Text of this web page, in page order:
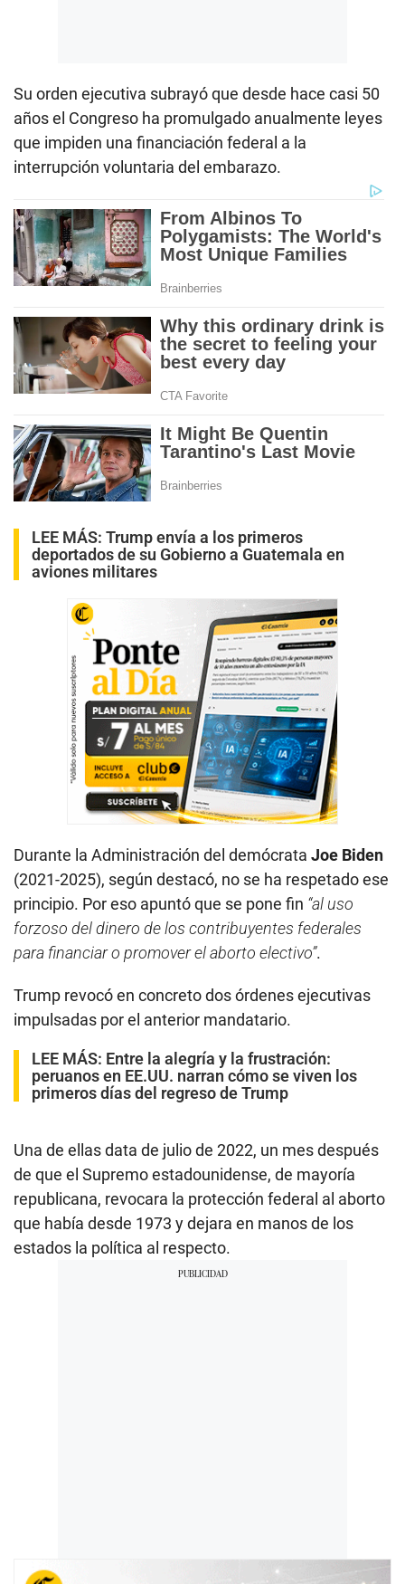
Su orden ejecutiva subrayó que desde hace casi 50
años el Congreso ha promulgado anualmente leyes
que impiden una financiación federal a la
interrupción voluntaria del embarazo.
LEE MÁS: Trump envía a los primeros
deportados de su Gobierno a Guatemala en
aviones militares
Durante la Administración del demócrata Joe Biden
(2021-2025), según destacó, no se ha respetado ese
principio. Por eso apuntó que se pone fin “al uso
forzoso del dinero de los contribuyentes federales
para financiar o promover el aborto electivo”.
Trump revocó en concreto dos órdenes ejecutivas
impulsadas por el anterior mandatario.
LEE MÁS: Entre la alegría y la frustración:
peruanos en EE.UU. narran cómo se viven los
primeros días del regreso de Trump
Una de ellas data de julio de 2022, un mes después
de que el Supremo estadounidense, de mayoría
republicana, revocara la protección federal al aborto
que había desde 1973 y dejara en manos de los
estados la política al respecto.